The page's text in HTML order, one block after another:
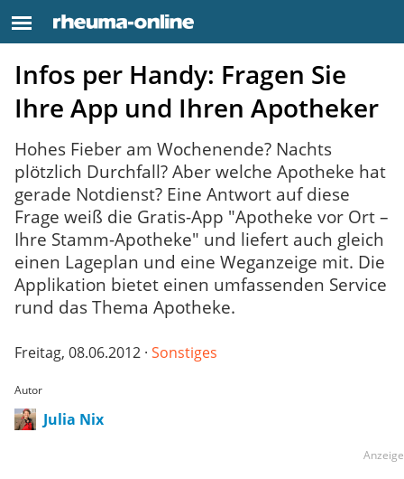
Infos per Handy: Fragen Sie
Ihre App und Ihren Apotheker
Hohes Fieber am Wochenende? Nachts
plötzlich Durchfall? Aber welche Apotheke hat
gerade Notdienst? Eine Antwort auf diese
Frage weiß die Gratis-App "Apotheke vor Ort –
Ihre Stamm-Apotheke" und liefert auch gleich
einen Lageplan und eine Weganzeige mit. Die
Applikation bietet einen umfassenden Service
rund das Thema Apotheke.
Freitag, 08.06.2012 · Sonstiges
Autor
Julia Nix